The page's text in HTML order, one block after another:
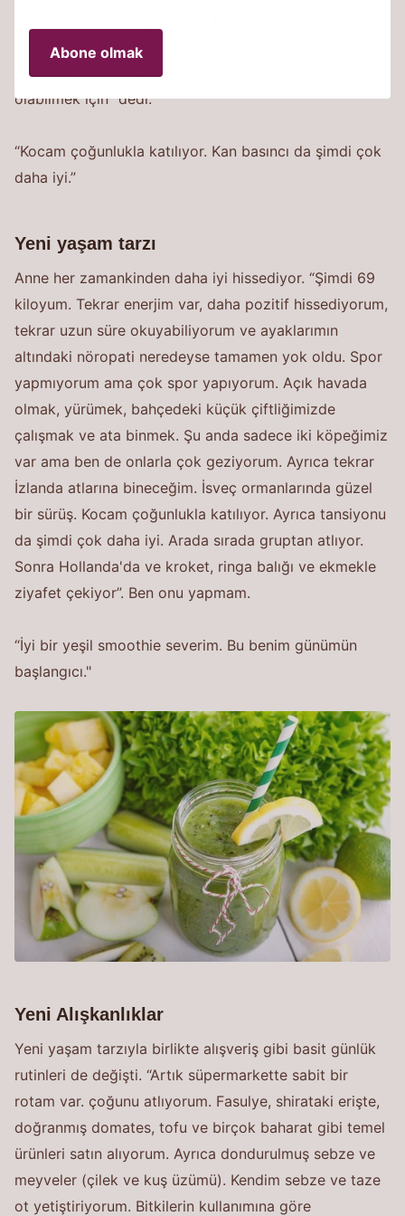
gösterdim. Tepkisi çok olumluydu, bakmaya gitti.
Ayrıca diğer hastalara da bu konuda yardımcı
olabilmek için” dedi.
“Kocam çoğunlukla katılıyor. Kan basıncı da şimdi çok
daha iyi.”
Yeni yaşam tarzı
Anne her zamankinden daha iyi hissediyor. “Şimdi 69
kiloyum. Tekrar enerjim var, daha pozitif hissediyorum,
tekrar uzun süre okuyabiliyorum ve ayaklarımın
altındaki nöropati neredeyse tamamen yok oldu. Spor
yapmıyorum ama çok spor yapıyorum. Açık havada
olmak, yürümek, bahçedeki küçük çiftliğimizde
çalışmak ve ata binmek. Şu anda sadece iki köpeğimiz
var ama ben de onlarla çok geziyorum. Ayrıca tekrar
İzlanda atlarına bineceğim. İsveç ormanlarında güzel
bir sürüş. Kocam çoğunlukla katılıyor. Ayrıca tansiyonu
da şimdi çok daha iyi. Arada sırada gruptan atlıyor.
Sonra Hollanda'da ve kroket, ringa balığı ve ekmekle
ziyafet çekiyor”. Ben onu yapmam.
“İyi bir yeşil smoothie severim. Bu benim günümün
başlangıcı."
Yeni Alışkanlıklar
Yeni yaşam tarzıyla birlikte alışveriş gibi basit günlük
rutinleri de değişti. “Artık süpermarkette sabit bir
rotam var. çoğunu atlıyorum. Fasulye, shirataki erişte,
doğranmış domates, tofu ve birçok baharat gibi temel
ürünleri satın alıyorum. Ayrıca dondurulmuş sebze ve
meyveler (çilek ve kuş üzümü). Kendim sebze ve taze
ot yetiştiriyorum. Bitkilerin kullanımına göre
Abone olmak